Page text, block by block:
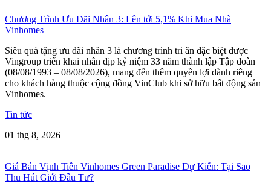
Chương Trình Ưu Đãi Nhân 3: Lên tới 5,1% Khi Mua Nhà
Vinhomes
Siêu quà tặng ưu đãi nhân 3 là chương trình tri ân đặc biệt được
Vingroup triển khai nhân dịp kỷ niệm 33 năm thành lập Tập đoàn
(08/08/1993 – 08/08/2026), mang đến thêm quyền lợi dành riêng
cho khách hàng thuộc cộng đồng VinClub khi sở hữu bất động sản
Vinhomes.
Tin tức
01 thg 8, 2026
Giá Bán Vịnh Tiên Vinhomes Green Paradise Dự Kiến: Tại Sao
Thu Hút Giới Đầu Tư?